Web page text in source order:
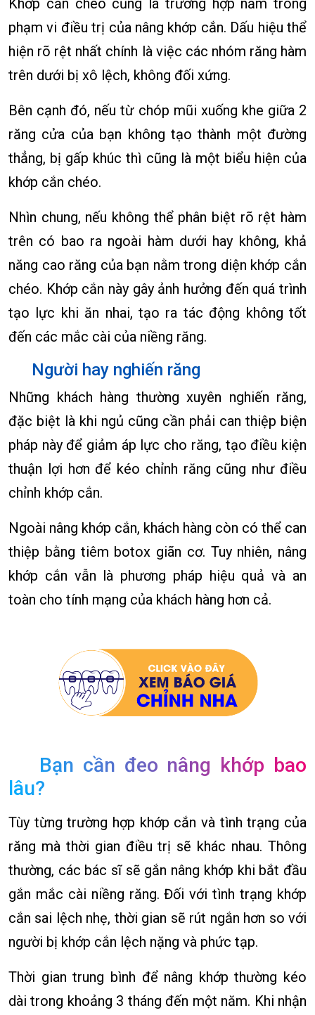
Khớp cắn chéo cũng là trường hợp nằm trong
phạm vi điều trị của nâng khớp cắn. Dấu hiệu thể
hiện rõ rệt nhất chính là việc các nhóm răng hàm
trên dưới bị xô lệch, không đối xứng.
Bên cạnh đó, nếu từ chóp mũi xuống khe giữa 2
răng cửa của bạn không tạo thành một đường
thẳng, bị gấp khúc thì cũng là một biểu hiện của
khớp cắn chéo.
Nhìn chung, nếu không thể phân biệt rõ rệt hàm
trên có bao ra ngoài hàm dưới hay không, khả
năng cao răng của bạn nằm trong diện khớp cắn
chéo. Khớp cắn này gây ảnh hưởng đến quá trình
tạo lực khi ăn nhai, tạo ra tác động không tốt
đến các mắc cài của niềng răng.
Người hay nghiến răng
Những khách hàng thường xuyên nghiến răng,
đặc biệt là khi ngủ cũng cần phải can thiệp biện
pháp này để giảm áp lực cho răng, tạo điều kiện
thuận lợi hơn để kéo chỉnh răng cũng như điều
chỉnh khớp cắn.
Ngoài nâng khớp cắn, khách hàng còn có thể can
thiệp bằng tiêm botox giãn cơ. Tuy nhiên, nâng
khớp cắn vẫn là phương pháp hiệu quả và an
toàn cho tính mạng của khách hàng hơn cả.
Bạn cần đeo nâng khớp bao
lâu?
Tùy từng trường hợp khớp cắn và tình trạng của
răng mà thời gian điều trị sẽ khác nhau. Thông
thường, các bác sĩ sẽ gắn nâng khớp khi bắt đầu
gắn mắc cài niềng răng. Đối với tình trạng khớp
cắn sai lệch nhẹ, thời gian sẽ rút ngắn hơn so với
người bị khớp cắn lệch nặng và phức tạp.
Thời gian trung bình để nâng khớp thường kéo
dài trong khoảng 3 tháng đến một năm. Khi nhận